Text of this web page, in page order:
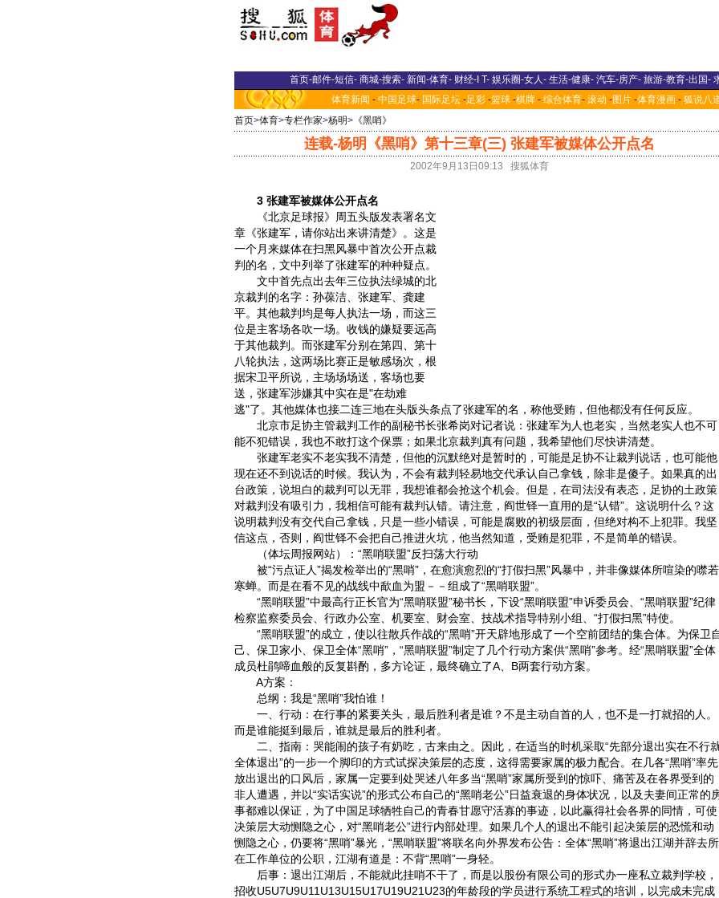
首页-邮件-短信- 商城-搜索- 新闻-体育- 财经-I T- 娱乐圈-女人- 生活-健康- 汽车-房产- 旅游-教育-出国-
体育新闻 - 中国足球- 国际足坛 -足彩 -篮球 -棋牌 - 综合体育- 滚动 -图片 -体育漫画 - 狐说八
首页>体育>专栏作家>杨明> 《黑哨》
连载-杨明《黑哨》第十三章(三) 张建军被媒体公开点名
2002年9月13日09:13 搜狐体育
3 张建军被媒体公开点名
《北京足球报》周五头版发表署名文
章《张建军，请你站出来讲清楚》。这是
一个月来媒体在扫黑风暴中首次公开点裁
判的名，文中列举了张建军的种种疑点。
文中首先点出去年三位执法绿城的北
京裁判的名字：孙葆洁、张建军、龚建
平。其他裁判均是每人执法一场，而这三
位是主客场各吹一场。收钱的嫌疑要远高
于其他裁判。而张建军分别在第四、第十
八轮执法，这两场比赛正是敏感场次，根
据宋卫平所说，主场场场送，客场也要
送，张建军涉嫌其中实在是"在劫难
逃"了。其他媒体也接二连三地在头版头条点了张建军的名，称他受贿，但他都没有任何反应。
北京市足协主管裁判工作的副秘书长张希岗对记者说：张建军为人也老实，当然老实人也不可
能不犯错误，我也不敢打这个保票；如果北京裁判真有问题，我希望他们尽快讲清楚。
张建军老实不老实我不清楚，但他的沉默绝对是暂时的，可能是足协不让裁判说话，也可能他
现在还不到说话的时候。我认为，不会有裁判轻易地交代承认自己拿钱，除非是傻子。如果真的出
台政策，说坦白的裁判可以无罪，我想谁都会抢这个机会。但是，在司法没有表态，足协的土政策
对裁判没有吸引力，我相信可能有裁判认错。请注意，阎世铎一直用的是“认错”。这说明什么？这
说明裁判没有交代自己拿钱，只是一些小错误，可能是腐败的初级层面，但绝对构不上犯罪。我坚
信这点，否则，阎世铎不会把自己推进火坑，他当然知道，受贿是犯罪，不是简单的错误。
（体坛周报网站）：“黑哨联盟”反扫荡大行动
被“污点证人”揭发检举出的“黑哨”，在愈演愈烈的“打假扫黑”风暴中，并非像媒体所喧染的噤若
寒蝉。而是在看不见的战线中歃血为盟－－组成了“黑哨联盟”。
“黑哨联盟”中最高行正长官为“黑哨联盟”秘书长，下设“黑哨联盟”申诉委员会、“黑哨联盟”纪律
检察监察委员会、行政办公室、机要室、财会室、技战术指导特别小组、“打假扫黑”特使。
“黑哨联盟”的成立，使以往散兵作战的“黑哨”开天辟地形成了一个空前团结的集合体。为保卫
己、保卫家小、保卫全体“黑哨”，“黑哨联盟”制定了几个行动方案供“黑哨”参考。经“黑哨联盟”全体
成员杜鹃啼血般的反复斟酌，多方论证，最终确立了A、B两套行动方案。
A方案：
总纲：我是“黑哨”我怕谁！
一、行动：在行事的紧要关头，最后胜利者是谁？不是主动自首的人，也不是一打就招的人。
而是谁能挺到最后，谁就是最后的胜利者。
二、指南：哭能闹的孩子有奶吃，古来由之。因此，在适当的时机采取“先部分退出实在不行
全体退出”的一步一个脚印的方式试探决策层的态度，这得需要家属的极力配合。在几各“黑哨”率先
放出退出的口风后，家属一定要到处哭述八年多当“黑哨”家属所受到的惊吓、痛苦及在各界受到的
非人遭遇，并以“实话实说”的形式公布自己的“黑哨老公”日益衰退的身体状况，以及夫妻间正常的
事都难以保证，为了中国足球牺牲自己的青春甘愿守活寡的事迹，以此赢得社会各界的同情，可使
决策层大动恻隐之心，对“黑哨老公”进行内部处理。如果几个人的退出不能引起决策层的恐慌和动
恻隐之心，仍要将“黑哨”暴光，“黑哨联盟”将联名向外界发布公告：全体“黑哨”将退出江湖并辞去所
在工作单位的公职，江湖有道是：不背“黑哨”一身轻。
后事：退出江湖后，不能就此挂哨不干了，而是以股份有限公司的形式办一座私立裁判学校，
招收U5U7U9U11U13U15U17U19U21U23的年龄段的学员进行系统工程式的培训，以完成未完成